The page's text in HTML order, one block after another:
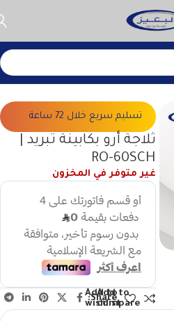
تسليم سريع خلال 72 ساعة
ثلاجة أرو بكابينة تبريد |
RO-60SCH
غير متوفر في المخزون
Add to
compare
Add to
wishlist
Share: